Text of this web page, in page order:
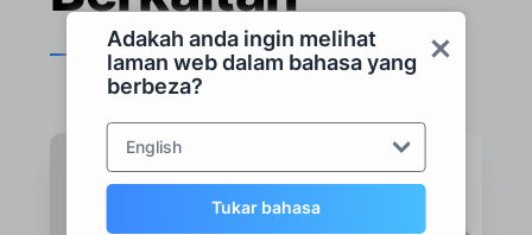
Adakah anda ingin melihat
laman web dalam bahasa yang
berbeza?
English
Tukar bahasa